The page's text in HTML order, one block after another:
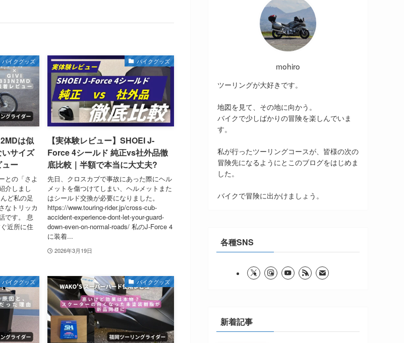
バイクグッズ
は似
サイズ
ー
との「さよ
介しまし
ど私の足
なトリッカ
です。 息
近所に住
バイクグッズ
【実体験レビュー】SHOEI J-
Force 4シールド 純正vs社外品徹
底比較｜半額で本当に大丈夫?
先日、クロスカブで事故にあった際にヘル
メットを傷つけてしまい、ヘルメットまた
はシールド交換が必要になりました。
https://www.touring-rider.jp/cross-cub-
accident-experience-dont-let-your-guard-
down-even-on-normal-roads/ 私のJ-Force 4
に装着...
2026年3月19日
バイクグッズ バイクグッズ
mohiro
ツーリングが大好きです。
地図を見て、その地に向かう。
バイクで少しばかりの冒険を楽しんでいま
す。
私が行ったツーリングコースが、皆様の次の
冒険先になるようにとこのブログをはじめま
した。
バイクで冒険に出かけましょう。
各種SNS
新着記事